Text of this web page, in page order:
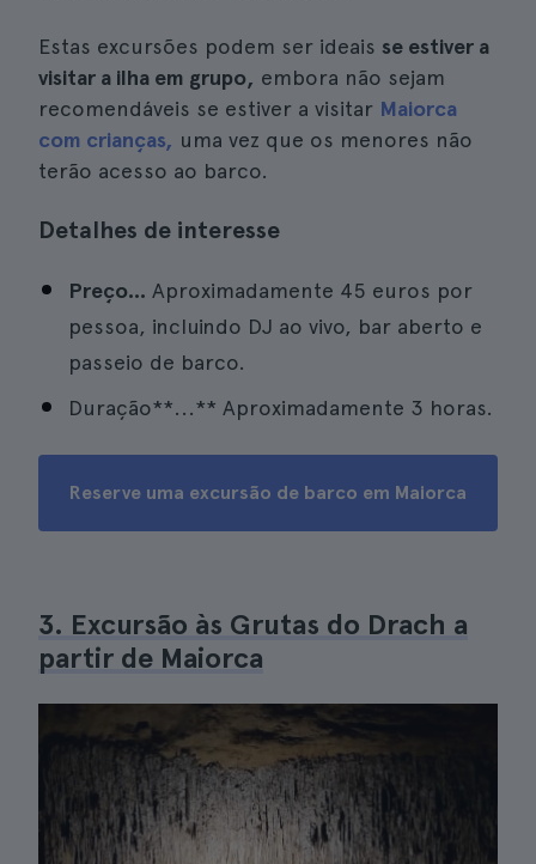
Estas excursões podem ser ideais se estiver a
visitar a ilha em grupo, embora não sejam
recomendáveis se estiver a visitar Maiorca
com crianças, uma vez que os menores não
terão acesso ao barco.
Detalhes de interesse
Preço... Aproximadamente 45 euros por
pessoa, incluindo DJ ao vivo, bar aberto e
passeio de barco.
Duração**...** Aproximadamente 3 horas.
Reserve uma excursão de barco em Maiorca
3. Excursão às Grutas do Drach a
partir de Maiorca